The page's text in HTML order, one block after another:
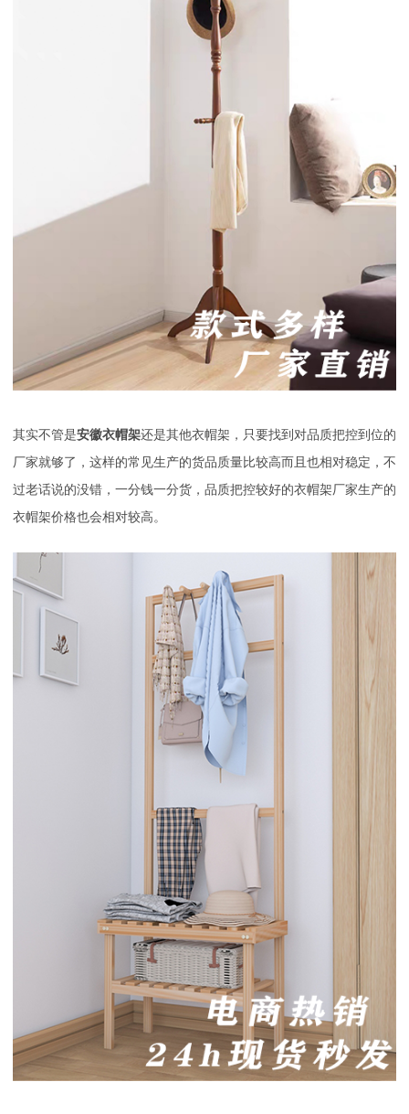
其实不管是安徽衣帽架还是其他衣帽架，只要找到对品质把控到位的
厂家就够了，这样的常见生产的货品质量比较高而且也相对稳定，不
过老话说的没错，一分钱一分货，品质把控较好的衣帽架厂家生产的
衣帽架价格也会相对较高。